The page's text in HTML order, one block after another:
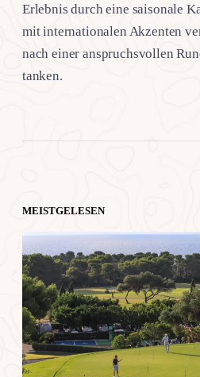
Erlebnis durch eine saisonale
mit internationalen Akzenten
nach einer anspruchsvollen
tanken.
MEISTGELESEN